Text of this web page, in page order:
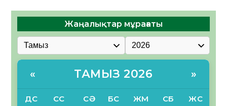
Жаңалықтар мұрағаты
« ТАМЫЗ 2026 »
ДС СС СӘ БС ЖМ СБ ЖС